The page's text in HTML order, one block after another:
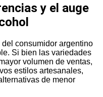
y el auge
consumidor argentino
Si bien las variedades
volumen de ventas,
estilos artesanales,
de menor